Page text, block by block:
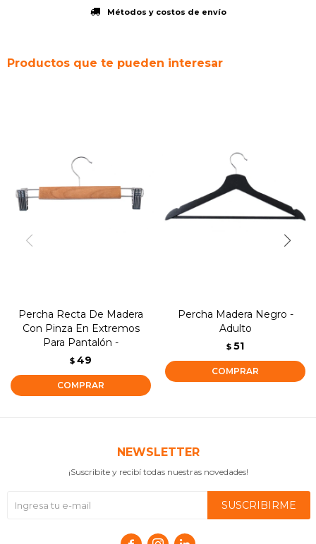
Métodos y costos de envío
Productos que te pueden interesar
Percha Recta De Madera
Con Pinza En Extremos
Para Pantalón -
$ 49
Percha Madera Negro -
Adulto
$ 51
NEWSLETTER
¡Suscribite y recibí todas nuestras novedades!
SUSCRIBIRME